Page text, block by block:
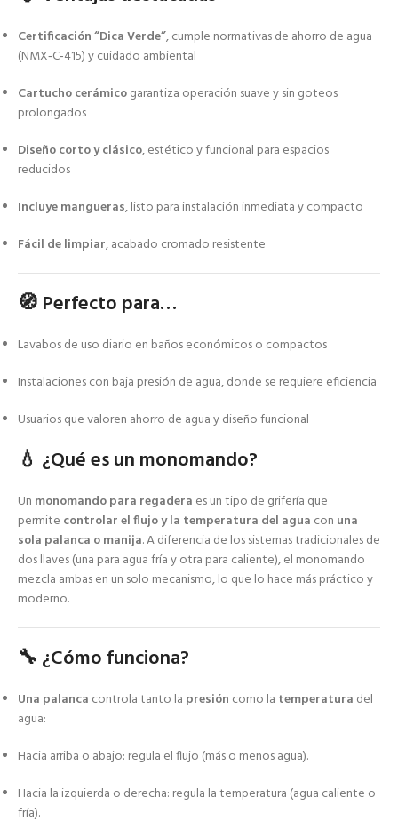
Certificación “Dica Verde”, cumple normativas de ahorro de agua
(NMX‑C‑415) y cuidado ambiental
Cartucho cerámicogarantiza operación suave y sin goteos
prolongados
Diseño corto y clásico, estético y funcional para espacios
reducidos
Incluye mangueras, listo para instalación inmediata y compacto
Fácil de limpiar, acabado cromado resistente
🧭 Perfecto para…
Lavabos de uso diario en baños económicos o compactos
Instalaciones con baja presión de agua, donde se requiere eficiencia
Usuarios que valoren ahorro de agua y diseño funcional
💧 ¿Qué es un monomando?
Un monomando para regadera es un tipo de grifería que
permite controlar el flujo y la temperatura del agua con una
sola palanca o manija. A diferencia de los sistemas tradicionales de
dos llaves (una para agua fría y otra para caliente), el monomando
mezcla ambas en un solo mecanismo, lo que lo hace más práctico y
moderno.
🔧 ¿Cómo funciona?
Una palanca controla tanto la presión como la temperatura del
agua:
Hacia arriba o abajo: regula el flujo (más o menos agua).
Hacia la izquierda o derecha: regula la temperatura (agua caliente o
fría).